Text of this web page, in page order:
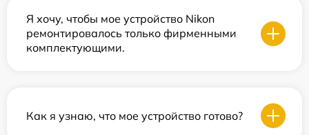
Я хочу, чтобы мое устройство Nikon
ремонтировалось только фирменными
комплектующими.
Как я узнаю, что мое устройство готово?